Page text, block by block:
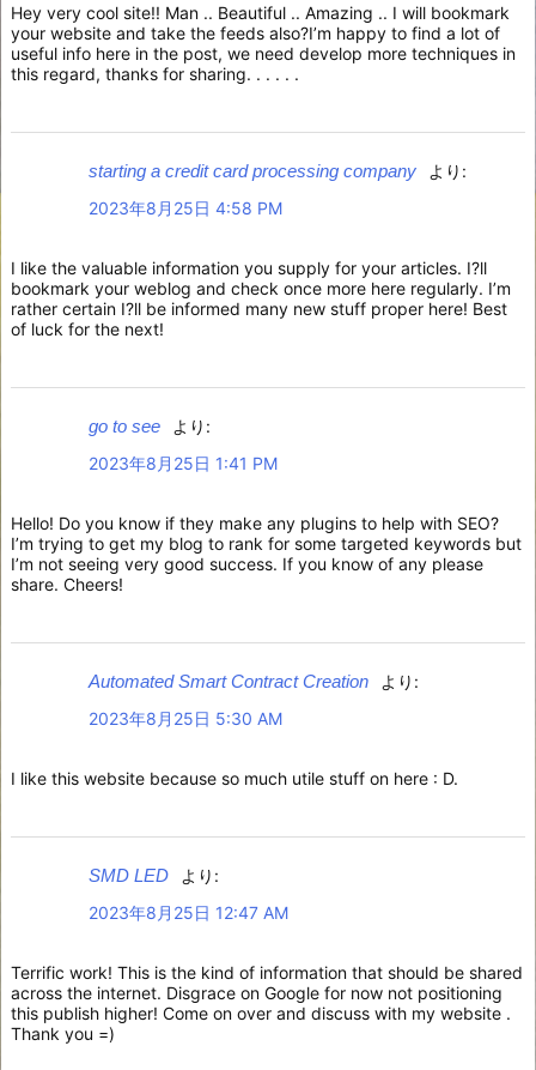
Hey very cool site!! Man .. Beautiful .. Amazing .. I will bookmark
your website and take the feeds also?I’m happy to find a lot of
useful info here in the post, we need develop more techniques in
this regard, thanks for sharing. . . . . .
starting a credit card processing company
より:
2023年8月25日 4:58 PM
I like the valuable information you supply for your articles. I?ll
bookmark your weblog and check once more here regularly. I’m
rather certain I?ll be informed many new stuff proper here! Best
of luck for the next!
go to see
より:
2023年8月25日 1:41 PM
Hello! Do you know if they make any plugins to help with SEO?
I’m trying to get my blog to rank for some targeted keywords but
I’m not seeing very good success. If you know of any please
share. Cheers!
Automated Smart Contract Creation
より:
2023年8月25日 5:30 AM
I like this website because so much utile stuff on here : D.
SMD LED
より:
2023年8月25日 12:47 AM
Terrific work! This is the kind of information that should be shared
across the internet. Disgrace on Google for now not positioning
this publish higher! Come on over and discuss with my website .
Thank you =)